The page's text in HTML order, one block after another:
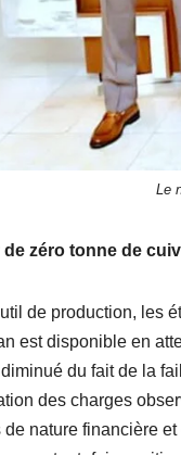
Le
zéro tonne de
de production, les
est disponible en
du fait de la
des charges
de nature financière